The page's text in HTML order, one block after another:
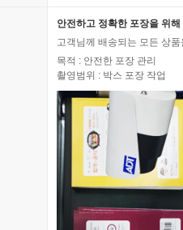
안전하고 정확한 포장을 위
고객님께 배송되는 모든 상
목적 : 안전한 포장 관리
촬영범위 : 박스 포장 작업